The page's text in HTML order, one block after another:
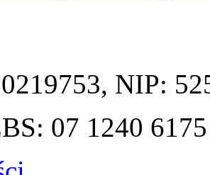
, NIP:
07 1240